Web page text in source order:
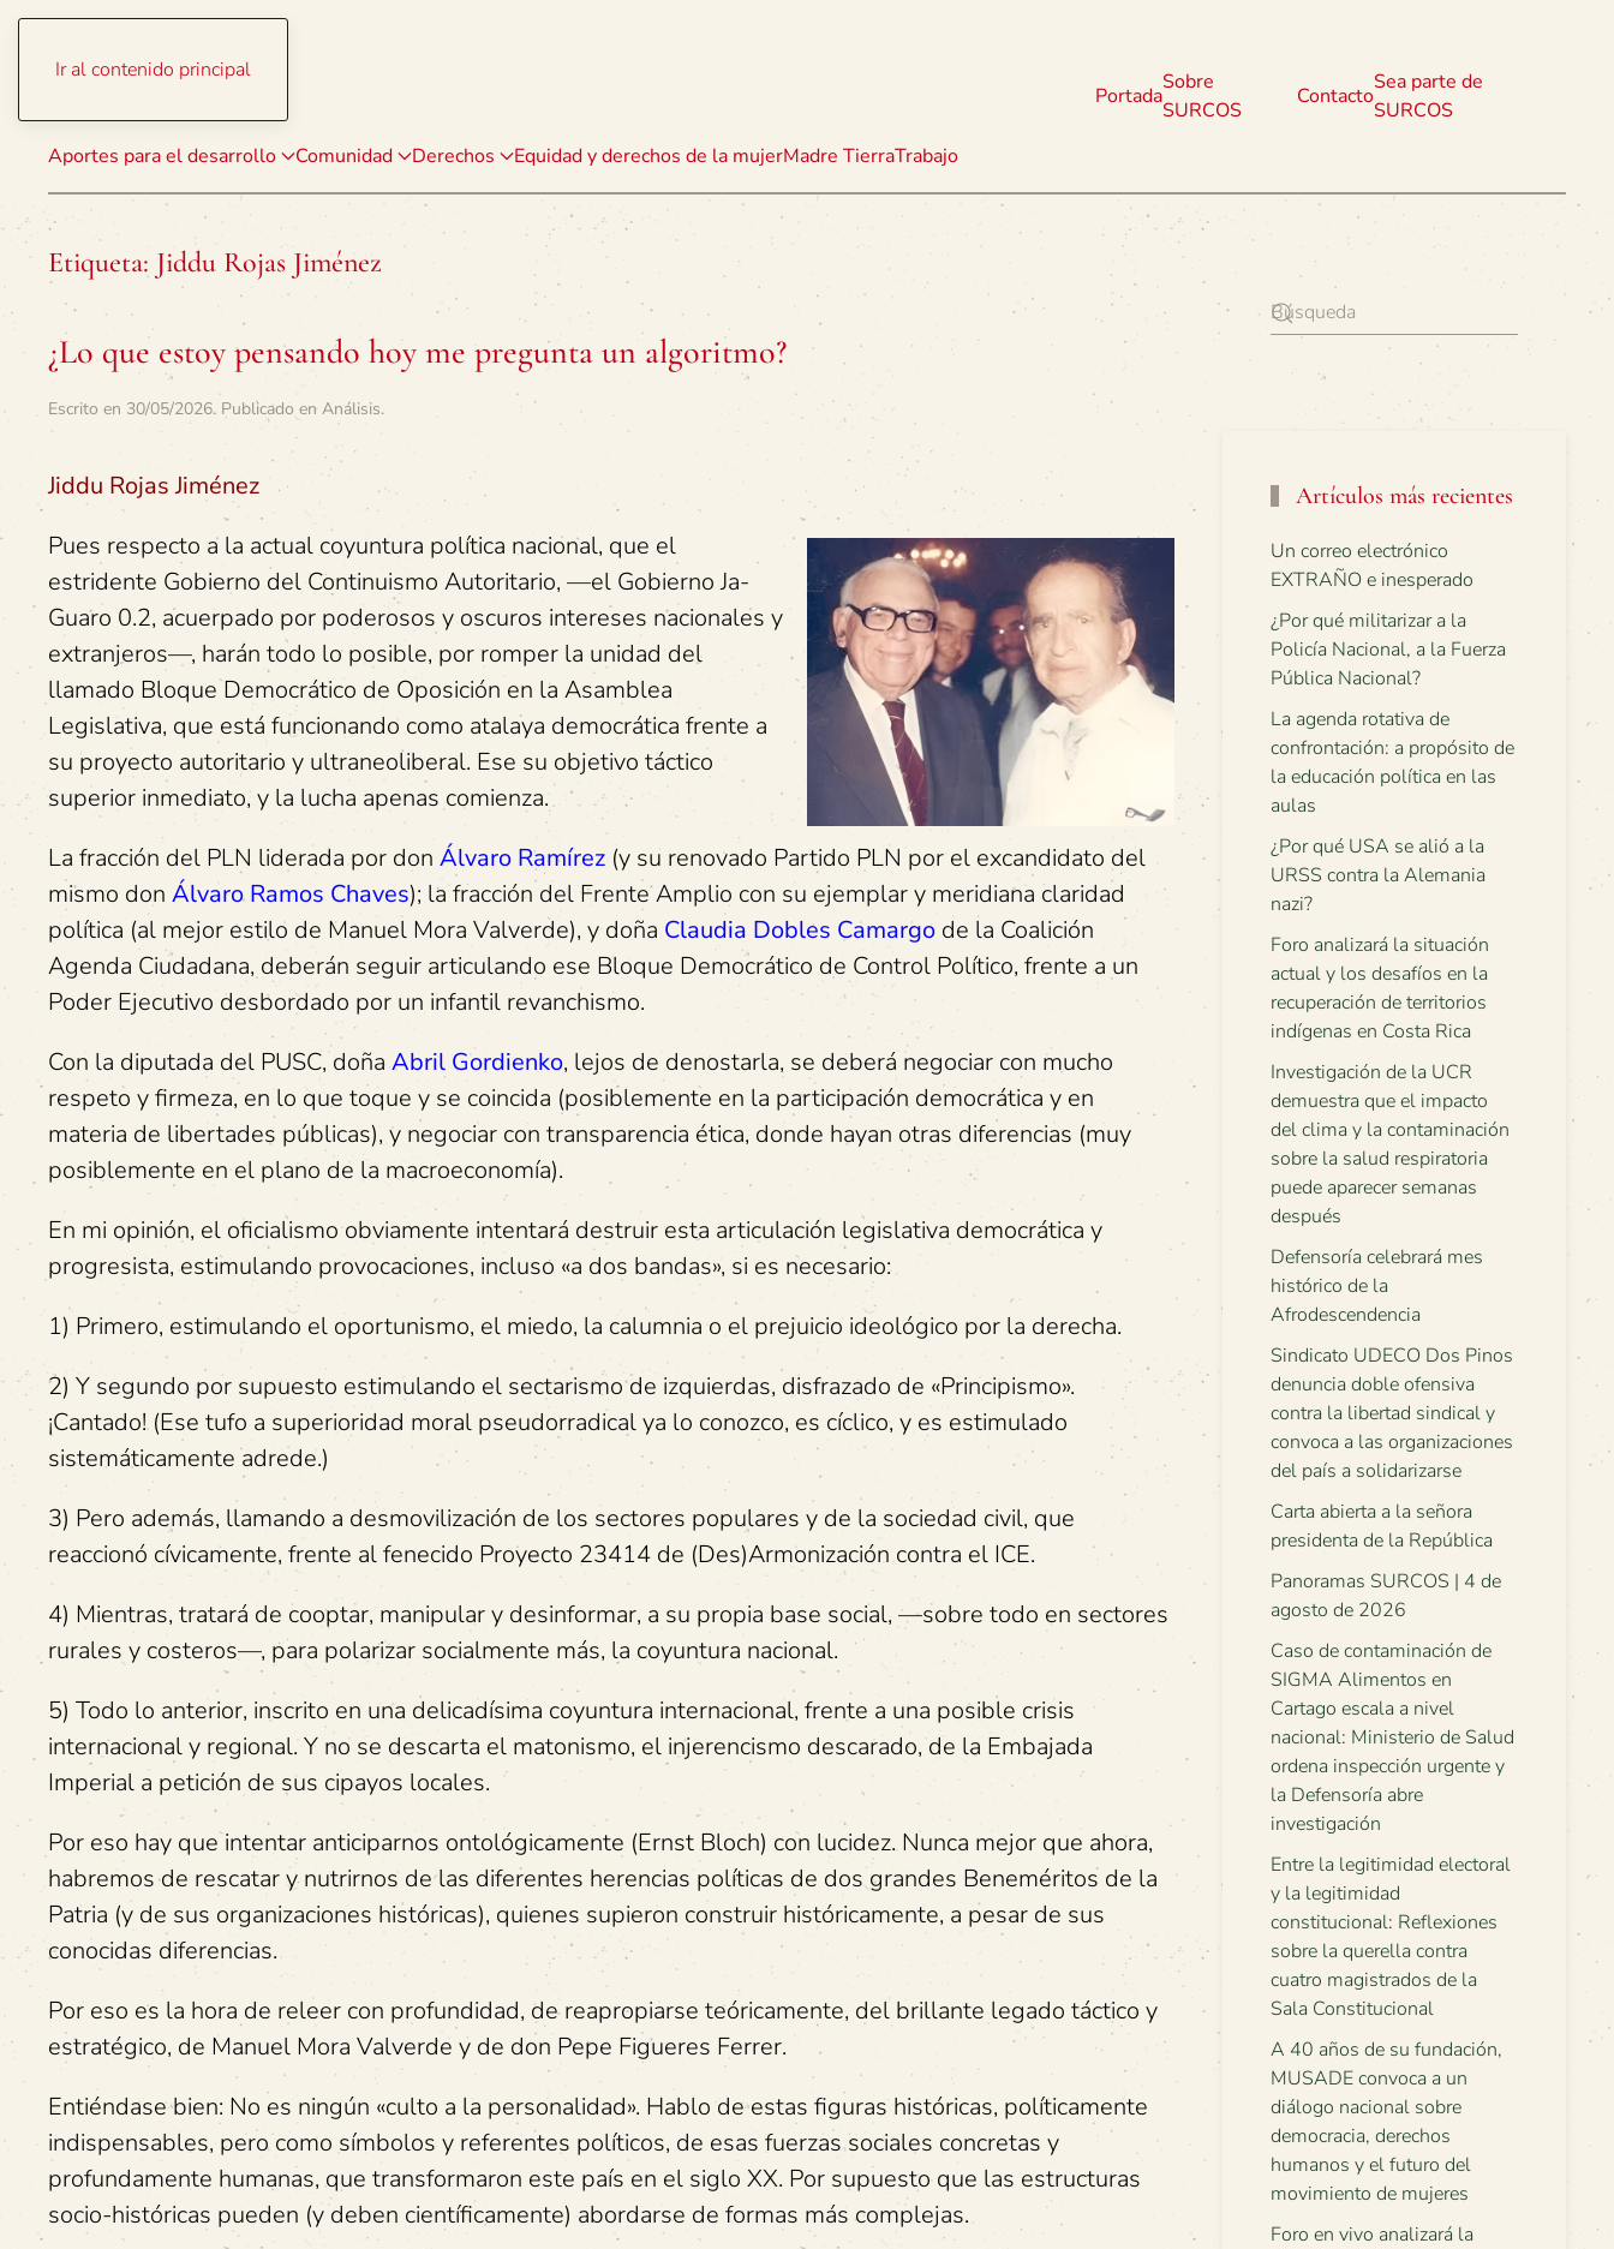
Ir al contenido principal
Aportes para el desarrollo Comunidad Derechos Equidad y derechos de la mujerMadre TierraTrabajo
Portada
Sobre
SURCOS
Contacto
Sea parte de
SURCOS
Etiqueta: Jiddu Rojas Jiménez
¿Lo que estoy pensando hoy me pregunta un algoritmo?
Escrito en 30/05/2026. Publicado en Análisis.
Jiddu Rojas Jiménez
Pues respecto a la actual coyuntura política nacional, que el
estridente Gobierno del Continuismo Autoritario, —el Gobierno Ja-
Guaro 0.2, acuerpado por poderosos y oscuros intereses nacionales y
extranjeros—, harán todo lo posible, por romper la unidad del
llamado Bloque Democrático de Oposición en la Asamblea
Legislativa, que está funcionando como atalaya democrática frente a
su proyecto autoritario y ultraneoliberal. Ese su objetivo táctico
superior inmediato, y la lucha apenas comienza.
La fracción del PLN liderada por don Álvaro Ramírez (y su renovado Partido PLN por el excandidato del
mismo don Álvaro Ramos Chaves); la fracción del Frente Amplio con su ejemplar y meridiana claridad
política (al mejor estilo de Manuel Mora Valverde), y doña Claudia Dobles Camargo de la Coalición
Agenda Ciudadana, deberán seguir articulando ese Bloque Democrático de Control Político, frente a un
Poder Ejecutivo desbordado por un infantil revanchismo.
Con la diputada del PUSC, doña Abril Gordienko, lejos de denostarla, se deberá negociar con mucho
respeto y firmeza, en lo que toque y se coincida (posiblemente en la participación democrática y en
materia de libertades públicas), y negociar con transparencia ética, donde hayan otras diferencias (muy
posiblemente en el plano de la macroeconomía).
En mi opinión, el oficialismo obviamente intentará destruir esta articulación legislativa democrática y
progresista, estimulando provocaciones, incluso «a dos bandas», si es necesario:
1) Primero, estimulando el oportunismo, el miedo, la calumnia o el prejuicio ideológico por la derecha.
2) Y segundo por supuesto estimulando el sectarismo de izquierdas, disfrazado de «Principismo».
¡Cantado! (Ese tufo a superioridad moral pseudorradical ya lo conozco, es cíclico, y es estimulado
sistemáticamente adrede.)
3) Pero además, llamando a desmovilización de los sectores populares y de la sociedad civil, que
reaccionó cívicamente, frente al fenecido Proyecto 23414 de (Des)Armonización contra el ICE.
4) Mientras, tratará de cooptar, manipular y desinformar, a su propia base social, —sobre todo en sectores
rurales y costeros—, para polarizar socialmente más, la coyuntura nacional.
5) Todo lo anterior, inscrito en una delicadísima coyuntura internacional, frente a una posible crisis
internacional y regional. Y no se descarta el matonismo, el injerencismo descarado, de la Embajada
Imperial a petición de sus cipayos locales.
Por eso hay que intentar anticiparnos ontológicamente (Ernst Bloch) con lucidez. Nunca mejor que ahora,
habremos de rescatar y nutrirnos de las diferentes herencias políticas de dos grandes Beneméritos de la
Patria (y de sus organizaciones históricas), quienes supieron construir históricamente, a pesar de sus
conocidas diferencias.
Por eso es la hora de releer con profundidad, de reapropiarse teóricamente, del brillante legado táctico y
estratégico, de Manuel Mora Valverde y de don Pepe Figueres Ferrer.
Entiéndase bien: No es ningún «culto a la personalidad». Hablo de estas figuras históricas, políticamente
indispensables, pero como símbolos y referentes políticos, de esas fuerzas sociales concretas y
profundamente humanas, que transformaron este país en el siglo XX. Por supuesto que las estructuras
socio-históricas pueden (y deben científicamente) abordarse de formas más complejas.
Artículos más recientes
Un correo electrónico
EXTRAÑO e inesperado
¿Por qué militarizar a la
Policía Nacional, a la Fuerza
Pública Nacional?
La agenda rotativa de
confrontación: a propósito de
la educación política en las
aulas
¿Por qué USA se alió a la
URSS contra la Alemania
nazi?
Foro analizará la situación
actual y los desafíos en la
recuperación de territorios
indígenas en Costa Rica
Investigación de la UCR
demuestra que el impacto
del clima y la contaminación
sobre la salud respiratoria
puede aparecer semanas
después
Defensoría celebrará mes
histórico de la
Afrodescendencia
Sindicato UDECO Dos Pinos
denuncia doble ofensiva
contra la libertad sindical y
convoca a las organizaciones
del país a solidarizarse
Carta abierta a la señora
presidenta de la República
Panoramas SURCOS | 4 de
agosto de 2026
Caso de contaminación de
SIGMA Alimentos en
Cartago escala a nivel
nacional: Ministerio de Salud
ordena inspección urgente y
la Defensoría abre
investigación
Entre la legitimidad electoral
y la legitimidad
constitucional: Reflexiones
sobre la querella contra
cuatro magistrados de la
Sala Constitucional
A 40 años de su fundación,
MUSADE convoca a un
diálogo nacional sobre
democracia, derechos
humanos y el futuro del
movimiento de mujeres
Foro en vivo analizará la